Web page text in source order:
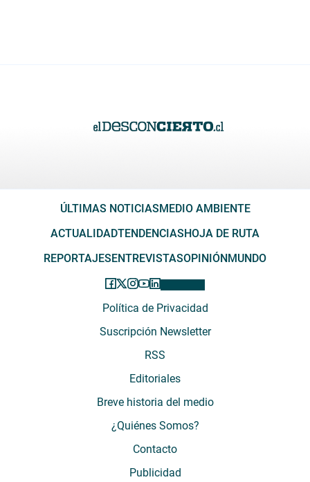
ÚLTIMAS NOTICIASMEDIO AMBIENTE
ACTUALIDADTENDENCIASHOJA DE RUTA
REPORTAJESENTREVISTASOPINIÓNMUNDO
Política de Privacidad
Suscripción Newsletter
RSS
Editoriales
Breve historia del medio
¿Quiénes Somos?
Contacto
Publicidad